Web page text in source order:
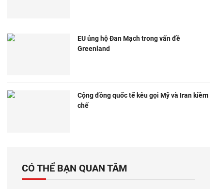
EU ủng hộ Đan Mạch trong vấn đề
Greenland
Cộng đồng quốc tế kêu gọi Mỹ và Iran kiềm
chế
CÓ THỂ BẠN QUAN TÂM